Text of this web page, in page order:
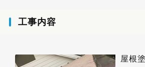
工事内容
屋根